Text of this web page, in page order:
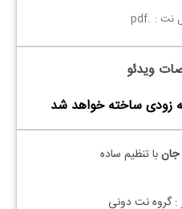
نت : .pdf
ویدئو
زودی ساخته خواهد شد
جانبا تنظیم ساده
: گروه نت دونی